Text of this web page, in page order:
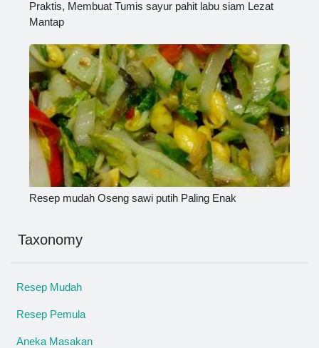
Praktis, Membuat Tumis sayur pahit labu siam Lezat
Mantap
Resep mudah Oseng sawi putih Paling Enak
Taxonomy
Resep Mudah
Resep Pemula
Aneka Masakan